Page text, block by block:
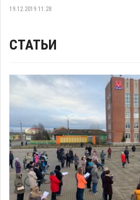
19.12.2019 11:28
СТАТЬИ